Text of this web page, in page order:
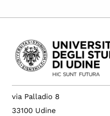
via Palladio 8
33100 Udine